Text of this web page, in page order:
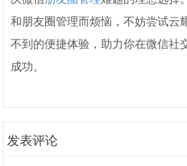
和朋友圈管理而烦恼，不妨尝试云
不到的便捷体验，助力你在微信社
成功。
发表评论